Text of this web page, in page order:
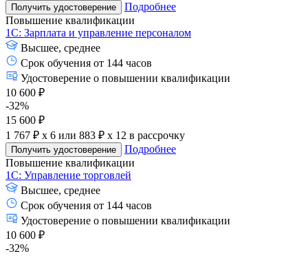
Получить удостоверение
Подробнее
Повышение квалификации
1С: Зарплата и управление персоналом
Высшее, среднее
Срок обучения от 144 часов
Удостоверение о повышении квалификации
10 600 ₽
-32%
15 600 ₽
1 767 ₽ x 6 или 883 ₽ x 12 в рассрочку
Получить удостоверение
Подробнее
Повышение квалификации
1С: Управление торговлей
Высшее, среднее
Срок обучения от 144 часов
Удостоверение о повышении квалификации
10 600 ₽
-32%